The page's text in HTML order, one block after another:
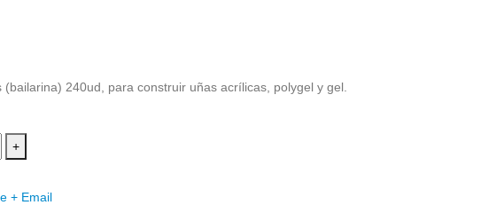
240ud, para construir uñas acrílicas, polygel y gel.
+
+ Email